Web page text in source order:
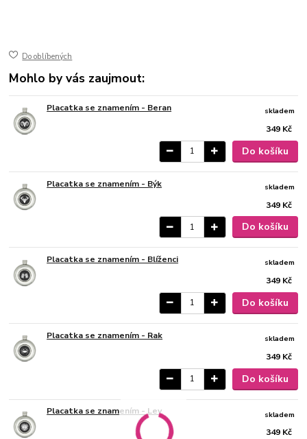
Do oblíbených
Mohlo by vás zaujmout:
Placatka se znamením - Beran
349 Kč
skladem
Do košíku
Placatka se znamením - Býk
349 Kč
skladem
Do košíku
Placatka se znamením - Blíženci
349 Kč
skladem
Do košíku
Placatka se znamením - Rak
349 Kč
skladem
Do košíku
Placatka se znamením - Lev
349 Kč
skladem